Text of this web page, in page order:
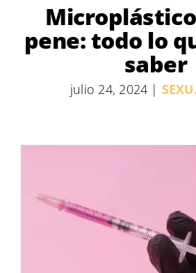
pene: todo lo
saber
julio 24, 2024 |